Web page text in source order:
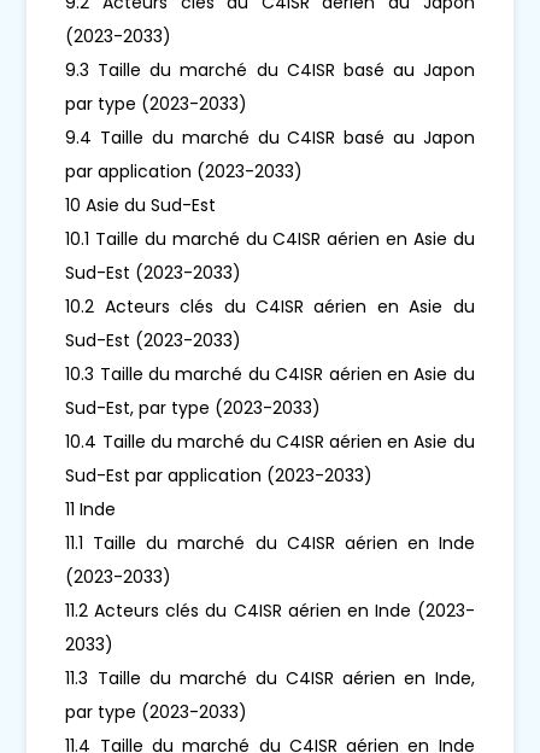
(2023-2033)
9.3 Taille du marché du C4ISR basé au Japon
par type (2023-2033)
9.4 Taille du marché du C4ISR basé au Japon
par application (2023-2033)
10 Asie du Sud-Est
10.1 Taille du marché du C4ISR aérien en Asie du
Sud-Est (2023-2033)
10.2 Acteurs clés du C4ISR aérien en Asie du
Sud-Est (2023-2033)
10.3 Taille du marché du C4ISR aérien en Asie du
Sud-Est, par type (2023-2033)
10.4 Taille du marché du C4ISR aérien en Asie du
Sud-Est par application (2023-2033)
11 Inde
11.1 Taille du marché du C4ISR aérien en Inde
(2023-2033)
11.2 Acteurs clés du C4ISR aérien en Inde (2023-
2033)
11.3 Taille du marché du C4ISR aérien en Inde,
par type (2023-2033)
11.4 Taille du marché du C4ISR aérien en Inde